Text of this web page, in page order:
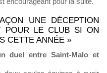
UNE DÉCEPTION
POUR LE CLUB SI ON
CETTE ANNÉE »